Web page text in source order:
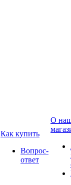
Как купить
Вопрос-
ответ
О